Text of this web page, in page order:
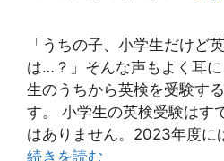
「うちの子、小学生だけど
は…？」そんな声もよく耳
生のうちから英検を受験す
す。 小学生の英検受験はす
はありません。2023年度に
続きを読む